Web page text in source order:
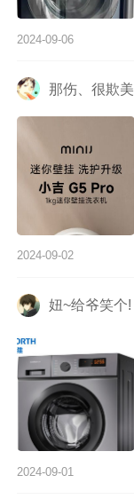
2024-09-06
那伤、很欺美
2024-09-02
妞~给爷笑个!
2024-09-01